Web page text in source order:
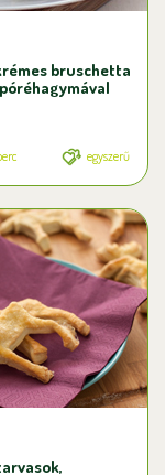
bruschetta
egyszerű